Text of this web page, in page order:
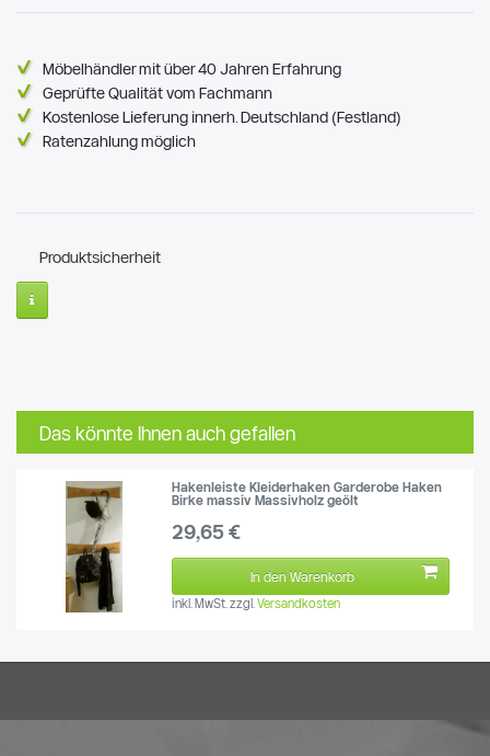
Möbelhändler mit über 40 Jahren Erfahrung
Geprüfte Qualität vom Fachmann
Kostenlose Lieferung innerh. Deutschland (Festland)
Ratenzahlung möglich
Produktsicherheit
Das könnte Ihnen auch gefallen
Hakenleiste Kleiderhaken Garderobe Haken
Birke massiv Massivholz geölt
29,65 €
In den Warenkorb
inkl. MwSt. zzgl.Versandkosten